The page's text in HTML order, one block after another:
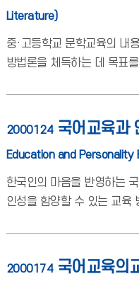
Literature)
중·고등학교 문학교육의 내
방법론을 체득하는 데 목표
2000124 국어교육과
Education and Personality
한국인의 마음을 반영하는
인성을 함양할 수 있는 교육
2000174 국어교육의